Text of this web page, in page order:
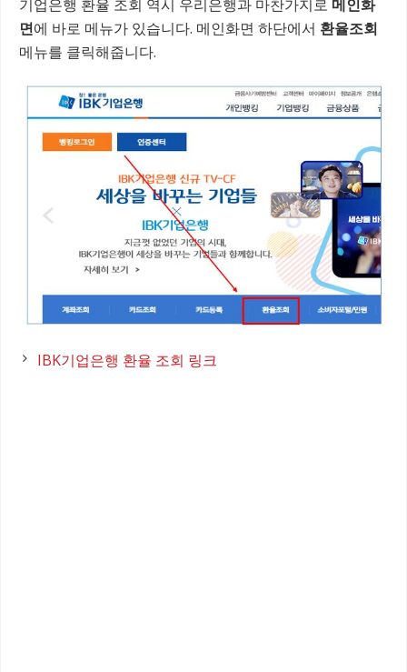
기업은행 환율 조회 역시 우리은행과 마찬가지로 메인화
면에 바로 메뉴가 있습니다. 메인화면 하단에서 환율조회
메뉴를 클릭해줍니다.
IBK기업은행 환율 조회 링크